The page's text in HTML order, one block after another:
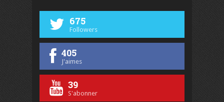
675
Followers
405
J'aimes
39
S'abonner